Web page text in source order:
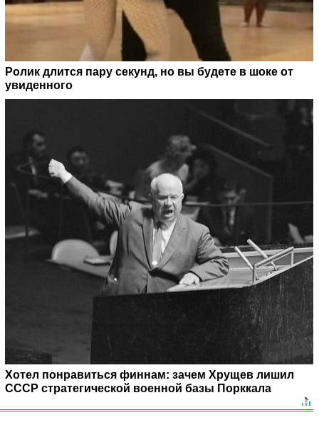
Ролик длится пару секунд, но вы будете в шоке от
увиденного
Хотел понравиться финнам: зачем Хрущев лишил
СССР стратегической военной базы Порккала